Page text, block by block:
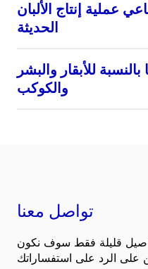
عملية إنتاج الألبان
الحديثة
للأبقار والبشر
والكوكب
تواصل معنا
قليلة فقط سوف نكون